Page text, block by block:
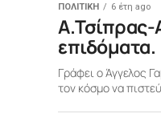
ΠΟΛΙΤΙΚΗ 6 έτη ago
Α.Τσίπρας-
επιδόματα.
Γράφει ο Άγγελος
τον κόσμο να